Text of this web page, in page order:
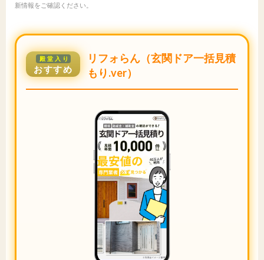
新情報をご確認ください。
殿堂入り
おすすめ
リフォらん（玄関ドア一括見積
もり.ver）